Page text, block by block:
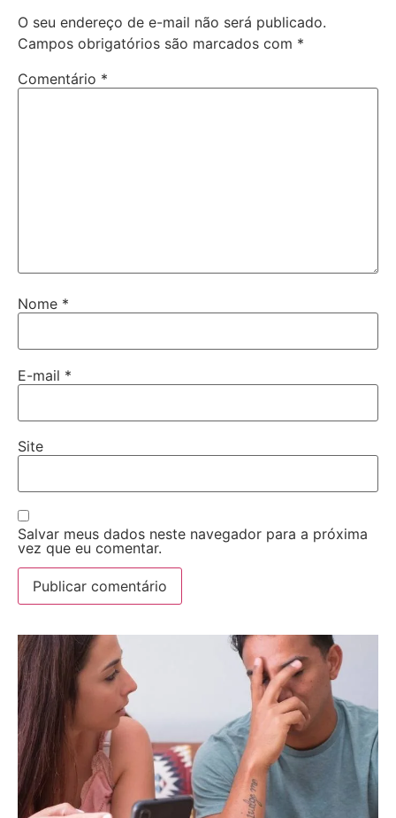
O seu endereço de e-mail não será publicado.
Campos obrigatórios são marcados com *
Comentário *
Nome *
E-mail *
Site
Salvar meus dados neste navegador para a próxima
vez que eu comentar.